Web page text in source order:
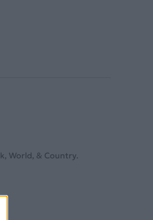
World, & Country.